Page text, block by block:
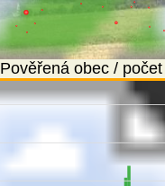
Pověřená obec / počet